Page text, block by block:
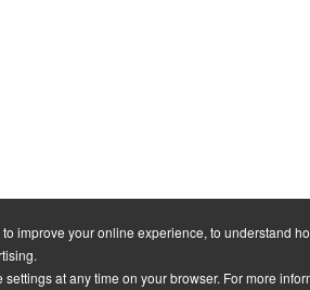
improve your online experience, to understand
at any time on your browser. For more